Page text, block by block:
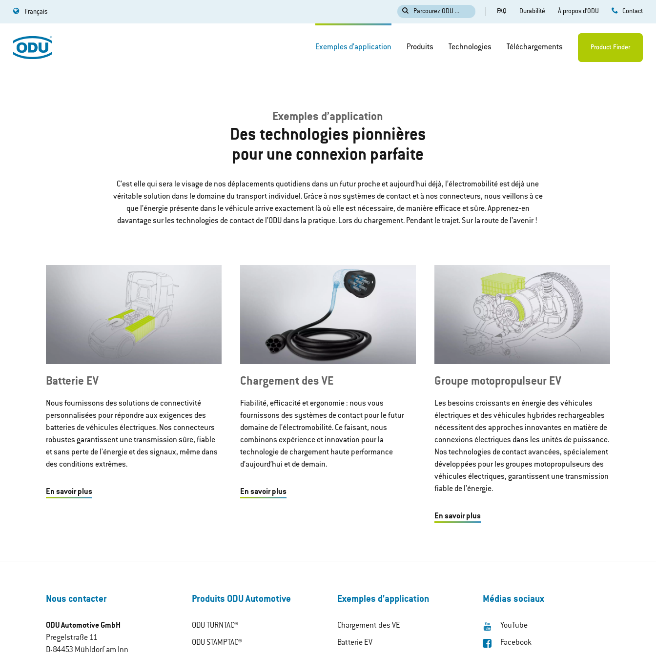
Français Parcourez ODU ... FAQ Durabilité À propos d’ODU Contact
Exemples d’application Produits Technologies Téléchargements Product Finder
Exemples d’application
Des technologies pionnières
pour une connexion parfaite
C’est elle qui sera le visage de nos déplacements quotidiens dans un futur proche et aujourd’hui déjà, l’électromobilité est déjà une
véritable solution dans le domaine du transport individuel. Grâce à nos systèmes de contact et à nos connecteurs, nous veillons à ce
que l’énergie présente dans le véhicule arrive exactement là où elle est nécessaire, de manière efficace et sûre. Apprenez‐en
davantage sur les technologies de contact de l’ODU dans la pratique. Lors du chargement. Pendant le trajet. Sur la route de l’avenir !
Batterie EV
Nous fournissons des solutions de connectivité
personnalisées pour répondre aux exigences des
batteries de véhicules électriques. Nos connecteurs
robustes garantissent une transmission sûre, fiable
et sans perte de l'énergie et des signaux, même dans
des conditions extrêmes.
En savoir plus
Chargement des VE
Fiabilité, efficacité et ergonomie : nous vous
fournissons des systèmes de contact pour le futur
domaine de l’électromobilité. Ce faisant, nous
combinons expérience et innovation pour la
technologie de chargement haute performance
d’aujourd’hui et de demain.
En savoir plus
Groupe motopropulseur EV
Les besoins croissants en énergie des véhicules
électriques et des véhicules hybrides rechargeables
nécessitent des approches innovantes en matière de
connexions électriques dans les unités de puissance.
Nos technologies de contact avancées, spécialement
développées pour les groupes motopropulseurs des
véhicules électriques, garantissent une transmission
fiable de l'énergie.
En savoir plus
Nous contacter
ODU Automotive GmbH
Pregelstraße 11
D-84453 Mühldorf am Inn
Produits ODU Automotive
ODU TURNTAC®
ODU STAMPTAC®
Exemples d’application
Chargement des VE
Batterie EV
Médias sociaux
YouTube
Facebook